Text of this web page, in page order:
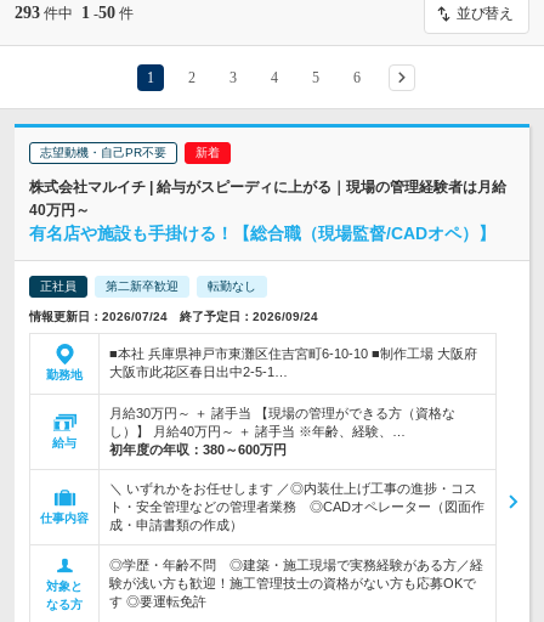
293 件中 1 -50 件 並び替え
1 2 3 4 5 6
志望動機・自己PR不要
株式会社マルイチ | 給与がスピーディに上がる｜現場の管理経験者は月給
40万円～
有名店や施設も手掛ける！【総合職（現場監督/CADオペ）】
正社員 第二新卒歓迎 転勤なし
情報更新日：2026/07/24 終了予定日：2026/09/24
勤務地
■本社 兵庫県神戸市東灘区住吉宮町6-10-10 ■制作工場 大阪府
大阪市此花区春日出中2-5-1…
給与
月給30万円～ ＋ 諸手当 【現場の管理ができる方（資格な
し）】 月給40万円～ ＋ 諸手当 ※年齢、経験、…
初年度の年収： 380～600万円
仕事内容
＼ いずれかをお任せします ／◎内装仕上げ工事の進捗・コス
ト・安全管理などの管理者業務 ◎CADオペレーター（図面作
成・申請書類の作成）
対象と
なる方
◎学歴・年齢不問 ◎建築・施工現場で実務経験がある方／経
験が浅い方も歓迎！施工管理技士の資格がない方も応募OKで
す ◎要運転免許